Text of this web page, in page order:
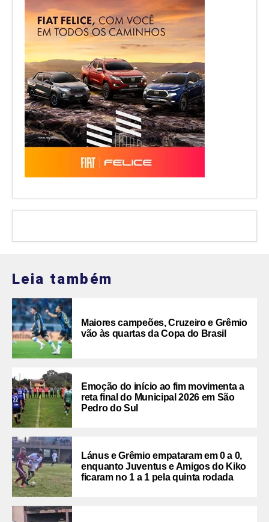
Leia também
Maiores campeões, Cruzeiro e Grêmio
vão às quartas da Copa do Brasil
Emoção do início ao fim movimenta a
reta final do Municipal 2026 em São
Pedro do Sul
Lánus e Grêmio empataram em 0 a 0,
enquanto Juventus e Amigos do Kiko
ficaram no 1 a 1 pela quinta rodada